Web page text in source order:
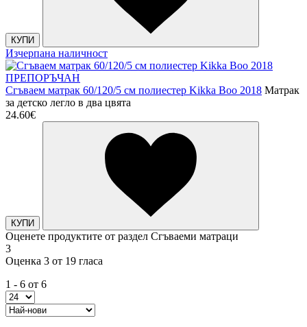
КУПИ
Изчерпана наличност
ПРЕПОРЪЧАН
Сгъваем матрак 60/120/5 см полиестер Kikka Boo 2018 Матрак
за детско легло в два цвята
24.60€
КУПИ
Оценете продуктите от раздел Сгъваеми матраци
3
Оценка 3 от 19 гласа
1 - 6 от 6